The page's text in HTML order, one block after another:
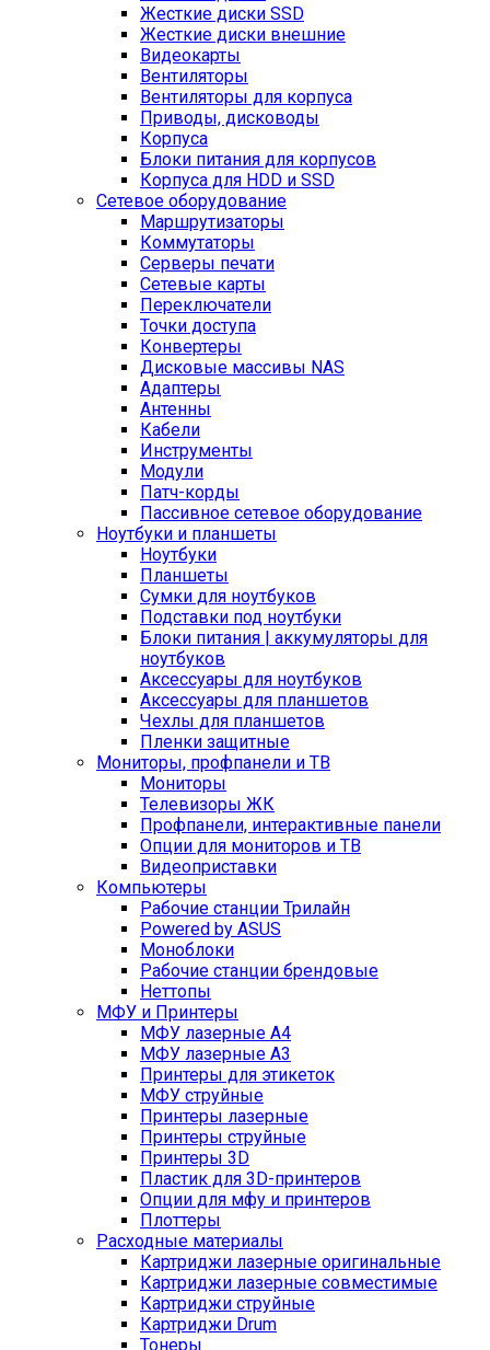
Жесткие диски SSD
Жесткие диски внешние
Видеокарты
Вентиляторы
Вентиляторы для корпуса
Приводы, дисководы
Корпуса
Блоки питания для корпусов
Корпуса для HDD и SSD
Сетевое оборудование
Маршрутизаторы
Коммутаторы
Серверы печати
Сетевые карты
Переключатели
Точки доступа
Конвертеры
Дисковые массивы NAS
Адаптеры
Антенны
Кабели
Инструменты
Модули
Патч-корды
Пассивное сетевое оборудование
Ноутбуки и планшеты
Ноутбуки
Планшеты
Сумки для ноутбуков
Подставки под ноутбуки
Блоки питания | аккумуляторы для
ноутбуков
Аксессуары для ноутбуков
Аксессуары для планшетов
Чехлы для планшетов
Пленки защитные
Мониторы, профпанели и ТВ
Мониторы
Телевизоры ЖК
Профпанели, интерактивные панели
Опции для мониторов и ТВ
Видеоприставки
Компьютеры
Рабочие станции Трилайн
Powered by ASUS
Моноблоки
Рабочие станции брендовые
Неттопы
МФУ и Принтеры
МФУ лазерные А4
МФУ лазерные А3
Принтеры для этикеток
МФУ струйные
Принтеры лазерные
Принтеры струйные
Принтеры 3D
Пластик для 3D-принтеров
Опции для мфу и принтеров
Плоттеры
Расходные материалы
Картриджи лазерные оригинальные
Картриджи лазерные совместимые
Картриджи струйные
Картриджи Drum
Тонеры